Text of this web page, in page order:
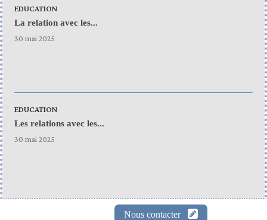
EDUCATION
La relation avec les...
30 mai 2025
EDUCATION
Les relations avec les...
30 mai 2025
Nous contacter